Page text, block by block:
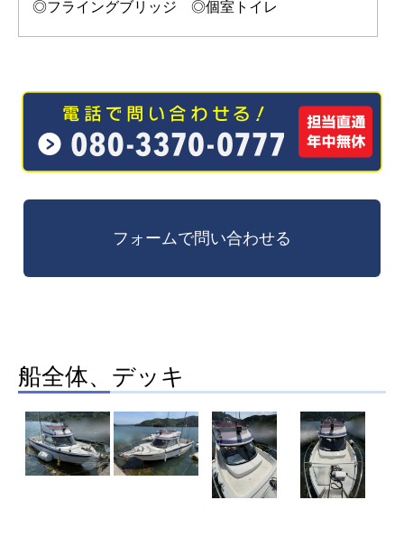
◎フライングブリッジ ◎個室トイレ
船全体、デッキ